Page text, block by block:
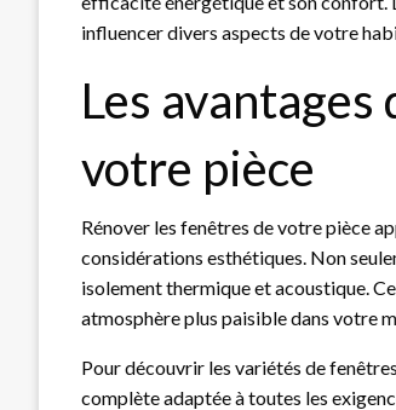
influencer divers aspects de votre
Les
votre pièce
Rénover les fenêtres de votre pièce
considérations esthétiques. Non
isolement thermique et acoustique.
atmosphère plus paisible dans votre
Pour découvrir les variétés de
complète adaptée à toutes les